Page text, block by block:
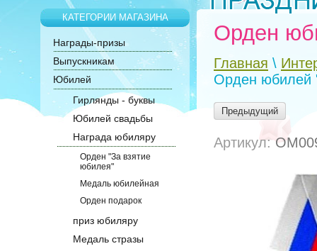
Орден
Главная \
Орден юбилей
Предыдущий
Артикул:
КАТЕГОРИИ МАГАЗИНА
Награды-призы
Выпускникам
Юбилей
Гирлянды - буквы
Юбилей свадьбы
Награда юбиляру
Орден "За взятие
юбилея"
Медаль юбилейная
Орден подарок
приз юбиляру
Медаль стразы